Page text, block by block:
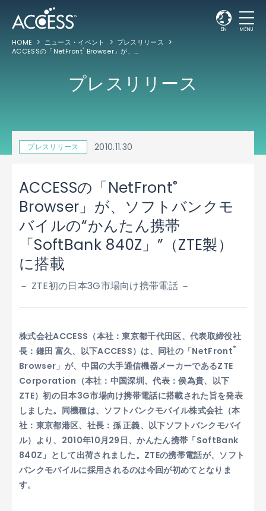
EN MENU
HOME ニュース・イベント
プレスリリース
ACCESSの「NetFront® Browser」が、ソフトバンクモバイルの“かんたん携帯「SoftBank 840Z」”（ZTE製）に搭載
プレスリリース
プレスリリース 2010.11.30
ACCESSの「NetFront®
Browser」が、ソフトバンクモ
バイルの“かんたん携帯
「SoftBank 840Z」”（ZTE製）
に搭載
－ ZTE初の日本3G市場向け携帯電話 －
株式会社ACCESS（本社：東京都千代田区、代表取締役社
長：鎌田 富久、以下ACCESS）は、同社の「NetFront®
Browser」が、中国の大手通信機器メーカーであるZTE
Corporation（本社：中国深圳、代表：侯為貴、以下
ZTE）初の日本3G市場向け携帯電話に搭載された旨を発表
しました。同機種は、ソフトバンクモバイル株式会社（本
社：東京都港区、社長：孫 正義、以下ソフトバンクモバイ
ル）より、2010年10月29日、かんたん携帯「SoftBank
840Z」として出荷されました。ZTEの携帯電話が、ソフト
バンクモバイルに採用されるのは今回が初めてとなりま
す。